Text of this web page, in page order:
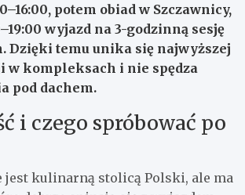
, potem obiad w Szczawnicy,
wyjazd na 3-godzinną sesję
Dzięki temu unika się najwyższej
w kompleksach i nie spędza
pod dachem.
i czego spróbować po
jest kulinarną stolicą Polski, ale ma